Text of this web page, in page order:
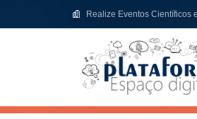
Realize Eventos Científicos